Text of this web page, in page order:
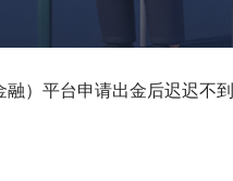
融）平台申请出金后迟迟不